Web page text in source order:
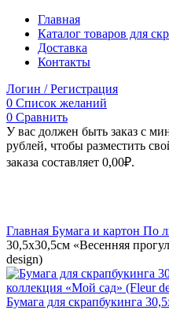
Главная
Каталог товаров для
Доставка
Контакты
Логин / Регистрация
0 Список желаний
0 Сравнить
У вас должен быть заказ с
рублей, чтобы разместить
заказа составляет 0,00₽.
Главная Бумага и картон По
30,5х30,5см «Весенняя
design)
Бумага для скрапбукинга